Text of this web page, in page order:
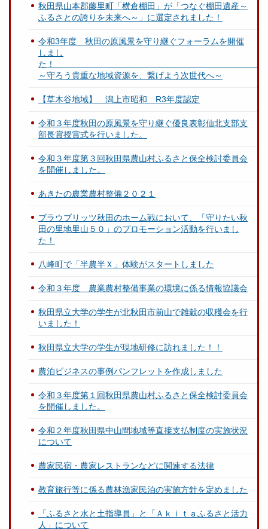
秋田県山本郡藤里町「横倉棚田」が「つなぐ棚田遺産～
ふるさとの誇りを未来へ～」に選定されました！
令和3年度 秋田の原風景を守り継ぐフォーラムを開催
しまし
～守ろう貴重な地域資源を、繋げよう次世代へ～
【草木谷地域】 潟上市昭和 R3年度認定
令和３年度秋田の原風景を守り継ぐ優良表彰仙北支部支
部長賞授賞式を行いました。
令和３年度第３回秋田県農山村ふるさと保全検討委員会
を開催しました。
あきたの農業農村整備２０２１
ブラウブリッツ秋田のホーム戦において、「守りたい秋
田の里地里山５０」のプロモーション活動を行いまし
た！
八峰町で「半農半Ｘ」体験がスタートしました
令和３年度 農業農村整備事業の環境に係る情報協議会
秋田県立大学の学生が北秋田市前山で雑穀の収穫会を行
いました！
秋田県立大学の学生が現地研修に訪れました！！
農泊ビジネスの事例パンフレットを作成しました
令和３年度第１回秋田県農山村ふるさと保全検討委員会
を開催しました。
令和２年度秋田県中山間地域等直接支払制度の実施状況
について
農家民宿・農家レストランなどに関連する法律
教育旅行等に係る農林漁家民泊の実施方針を定めました
「ふるさと水と土指導員」と「Ａｋｉｔａふるさと活力
人」について